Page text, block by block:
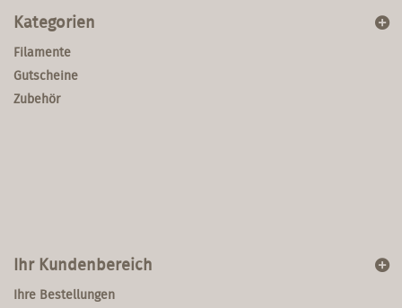
Kategorien
Filamente
Gutscheine
Zubehör
Ihr Kundenbereich
Ihre Bestellungen